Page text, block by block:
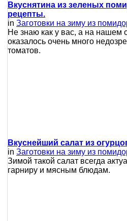
Вкуснятина из зеленых
рецепты.
in Заготовки на зиму из
Не знаю как у вас, а на нашем
оказалось очень много
томатов.
Вкуснейший салат из
in Заготовки на зиму из
Зимой такой салат всегда
гарниру и мясным блюдам.